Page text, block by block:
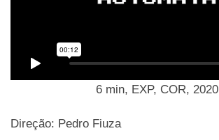
6 min, EXP, COR, 2020
Direção: Pedro Fiuza